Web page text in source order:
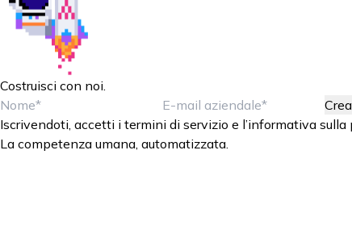
Costruisci con noi.
Iscrivendoti, accetti i termini di servizio e l’informativa sulla
La competenza umana, automatizzata.